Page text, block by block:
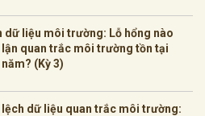
dữ liệu môi trường: Lỗ hổng nào
quan trắc môi trường tồn tại
(Kỳ 3)
lệch dữ liệu quan trắc môi trường: